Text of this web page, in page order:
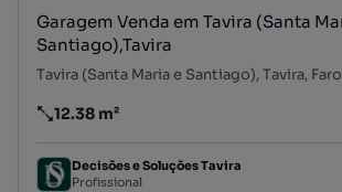
Garagem Venda em Tavira (Santa Maria e
Santiago),Tavira
Tavira (Santa Maria e Santiago), Tavira, Faro
Preço por metro quadrado
12.38 m²
Decisões e Soluções Tavira
Profissional